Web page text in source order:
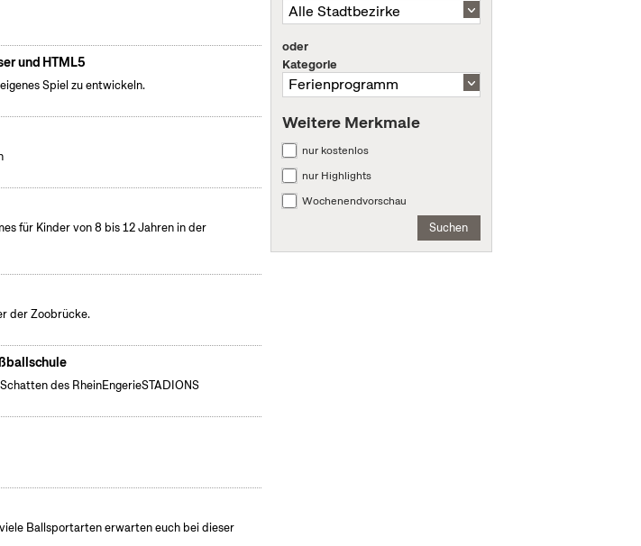
und HTML5
Spiel zu entwickeln.
für Kinder von 8 bis 12 Jahren in der
der Zoobrücke.
des RheinEngerieSTADIONS
Ballsportarten erwarten euch bei dieser
oder
Kategorie
Weitere Merkmale
nur kostenlos
nur Highlights
Wochenendvorschau
Suchen